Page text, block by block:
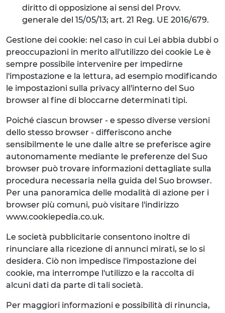
diritto di opposizione ai sensi del Provv.
generale del 15/05/13; art. 21 Reg. UE 2016/679.
Gestione dei cookie: nel caso in cui Lei abbia dubbi o
preoccupazioni in merito all'utilizzo dei cookie Le è
sempre possibile intervenire per impedirne
l'impostazione e la lettura, ad esempio modificando
le impostazioni sulla privacy all'interno del Suo
browser al fine di bloccarne determinati tipi.
Poiché ciascun browser - e spesso diverse versioni
dello stesso browser - differiscono anche
sensibilmente le une dalle altre se preferisce agire
autonomamente mediante le preferenze del Suo
browser può trovare informazioni dettagliate sulla
procedura necessaria nella guida del Suo browser.
Per una panoramica delle modalità di azione per i
browser più comuni, può visitare l'indirizzo
www.cookiepedia.co.uk.
Le società pubblicitarie consentono inoltre di
rinunciare alla ricezione di annunci mirati, se lo si
desidera. Ciò non impedisce l'impostazione dei
cookie, ma interrompe l'utilizzo e la raccolta di
alcuni dati da parte di tali società.
Per maggiori informazioni e possibilità di rinuncia,